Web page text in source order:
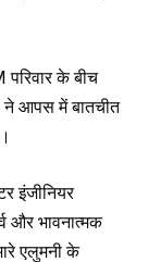
के बीच
ने आपस में बातचीत
इंजीनियर
और भावनात्मक
एलुमनी के